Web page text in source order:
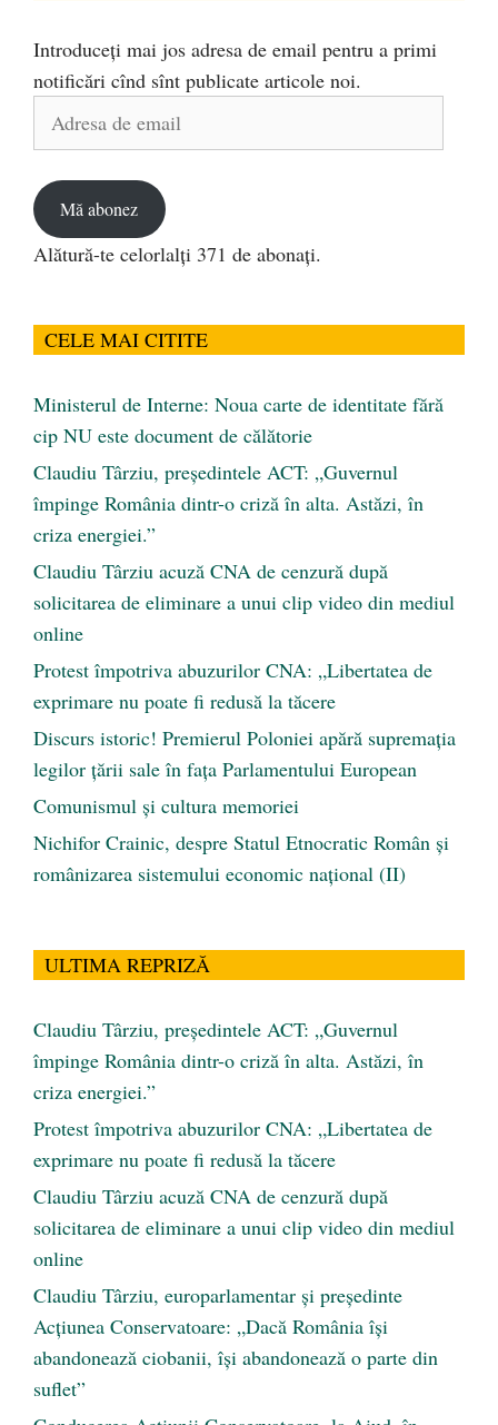
Introduceți mai jos adresa de email pentru a primi
notificări cînd sînt publicate articole noi.
Adresa
Mă abonez
Alătură-te celorlalți 371 de abonați.
CELE MAI CITITE
Ministerul de Interne: Noua carte de identitate fără
cip NU este document de călătorie
Claudiu Târziu, președintele ACT: „Guvernul
împinge România dintr-o criză în alta. Astăzi, în
criza energiei.”
Claudiu Târziu acuză CNA de cenzură după
solicitarea de eliminare a unui clip video din mediul
online
Protest împotriva abuzurilor CNA: „Libertatea de
exprimare nu poate fi redusă la tăcere
Discurs istoric! Premierul Poloniei apără supremația
legilor țării sale în fața Parlamentului European
Comunismul şi cultura memoriei
Nichifor Crainic, despre Statul Etnocratic Român şi
românizarea sistemului economic naţional (II)
ULTIMA REPRIZĂ
Claudiu Târziu, președintele ACT: „Guvernul
împinge România dintr-o criză în alta. Astăzi, în
criza energiei.”
Protest împotriva abuzurilor CNA: „Libertatea de
exprimare nu poate fi redusă la tăcere
Claudiu Târziu acuză CNA de cenzură după
solicitarea de eliminare a unui clip video din mediul
online
Claudiu Târziu, europarlamentar și președinte
Acțiunea Conservatoare: „Dacă România își
abandonează ciobanii, își abandonează o parte din
suflet”